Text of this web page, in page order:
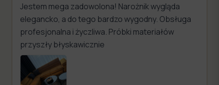
Jestem mega zadowolona! Narożnik wygląda
elegancko, a do tego bardzo wygodny. Obsługa
profesjonalna i życzliwa. Próbki materiałów
przyszły błyskawicznie